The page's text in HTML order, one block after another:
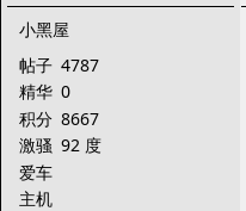
小黑屋
帖子 4787
精华 0
积分 8667
激骚 92 度
爱车
主机